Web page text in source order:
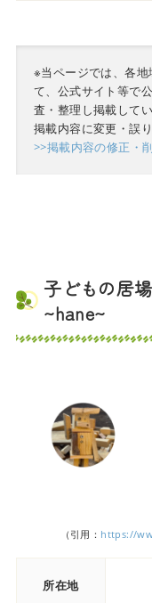
※当ページでは、各
て、公式サイト等で
査・整理し掲載してい
掲載内容に変更・誤
>>掲載内容の修正・
子どもの居
~hane~
（引用： https://
所在地